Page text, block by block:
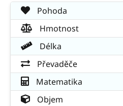
Pohoda
Hmotnost
Délka
Převaděče
Matematika
Objem